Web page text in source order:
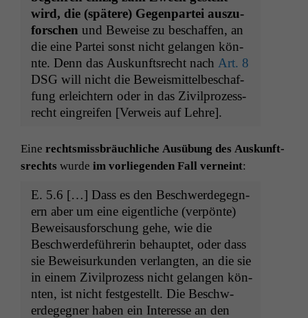
wird, die (spätere) Gegen­partei auszu­
forschen und Beweise zu beschaf­fen, an
die eine Partei son­st nicht gelan­gen kön­
nte. Denn das Auskun­ft­srecht nach Art. 8
DSG will nicht die Beweis­mit­telbeschaf­
fung erle­ichtern oder in das Zivil­prozess­
recht ein­greifen [Ver­weis auf Lehre].
Eine rechtsmiss­bräuch­liche Ausübung des Auskun­ft­
srechts wurde im vor­liegen­den Fall verneint:
E. 5.6 […] Dass es den Beschw­erdegeg­n­
ern aber um eine eigentliche (ver­pönte)
Beweisaus­forschung gehe, wie die
Beschw­erde­führerin behauptet, oder dass
sie Beweisurkun­den ver­langten, an die sie
in einem Zivil­prozess nicht gelan­gen kön­
nten, ist nicht fest­gestellt. Die Beschw­
erdegeg­n­er haben ein Inter­esse an den